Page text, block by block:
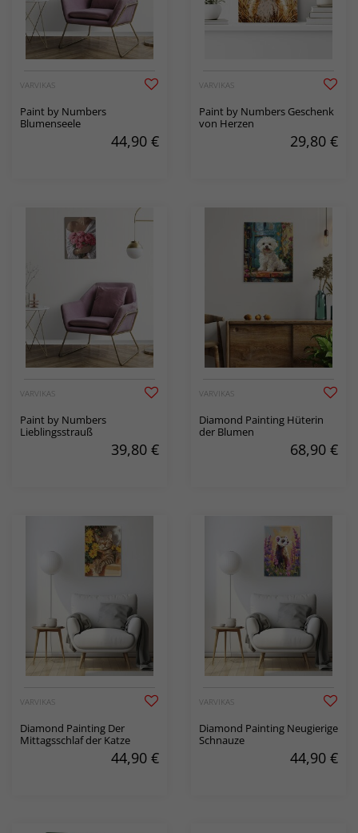
VARVIKAS
Paint by Numbers
Blumenseele
44,90 €
VARVIKAS
Paint by Numbers Geschenk
von Herzen
29,80 €
VARVIKAS
Paint by Numbers
Lieblingsstrauß
39,80 €
VARVIKAS
Diamond Painting Hüterin
der Blumen
68,90 €
VARVIKAS
Diamond Painting Der
Mittagsschlaf der Katze
44,90 €
VARVIKAS
Diamond Painting Neugierige
Schnauze
44,90 €